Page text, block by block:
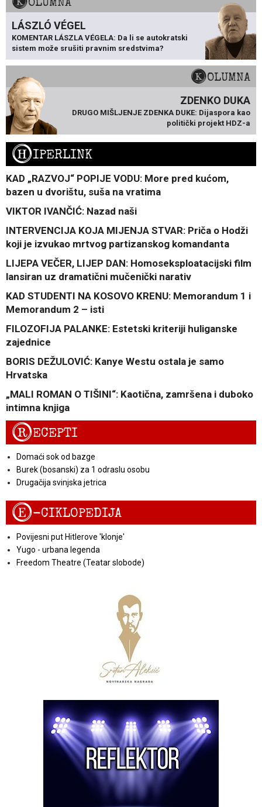
LÁSZLÓ VÉGEL
KOMENTAR LÁSZLA VÉGELA: Da li se autokratski
sistem može srušiti pravnim sredstvima?
KOLUMNA
ZDENKO DUKA
DRUGO MIŠLJENJE ZDENKA DUKE: Dijaspora kao
politički projekt HDZ-a
HIPERLINK
KAD „RAZVOJ“ POPIJE VODU: More pred kućom,
bazen u dvorištu, suša na vratima
VIKTOR IVANČIĆ: Nazad naši
INTERVENCIJA KOJA MIJENJA STVAR: Priča o Hodži
koji je izvukao mrtvog partizanskog komandanta
LIJEPA VEČER, LIJEP DAN: Homoseksploatacijski film
lansiran uz dramatični mučenički narativ
KAD STUDENTI NA KOSOVO KRENU: Memorandum 1 i
Memorandum 2 – isti
FILOZOFIJA PALANKE: Estetski kriteriji huliganske
zajednice
BORIS DEŽULOVIĆ: Kanye Westu ostala je samo
Hrvatska
„MALI ROMAN O TIŠINI“: Kaotična, zamršena i duboko
intimna knjiga
RECEPTI
Domaći sok od bazge
Burek (bosanski) za 1 odraslu osobu
Drugačija svinjska jetrica
E-CIKLOPEDIJA
Povijesni put Hitlerove 'klonje'
Yugo - urbana legenda
Freedom Theatre (Teatar slobode)